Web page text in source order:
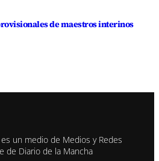
de maestros interinos
un medio de Medios y Redes
de Diario de la Mancha